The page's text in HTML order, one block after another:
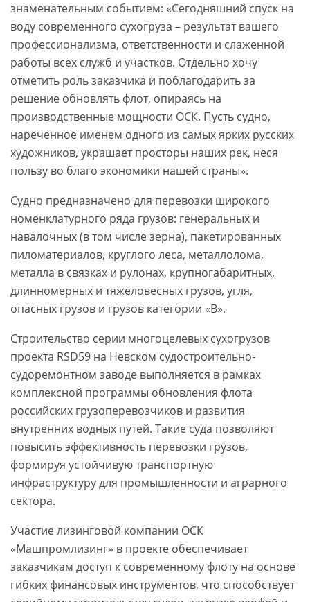
знаменательным событием: «Сегодняшний спуск на
воду современного сухогруза – результат вашего
профессионализма, ответственности и слаженной
работы всех служб и участков. Отдельно хочу
отметить роль заказчика и поблагодарить за
решение обновлять флот, опираясь на
производственные мощности ОСК. Пусть судно,
нареченное именем одного из самых ярких русских
художников, украшает просторы наших рек, неся
пользу во благо экономики нашей страны».
Судно предназначено для перевозки широкого
номенклатурного ряда грузов: генеральных и
навалочных (в том числе зерна), пакетированных
пиломатериалов, круглого леса, металлолома,
металла в связках и рулонах, крупногабаритных,
длинномерных и тяжеловесных грузов, угля,
опасных грузов и грузов категории «В».
Строительство серии многоцелевых сухогрузов
проекта RSD59 на Невском судостроительно-
судоремонтном заводе выполняется в рамках
комплексной программы обновления флота
российских грузоперевозчиков и развития
внутренних водных путей. Такие суда позволяют
повысить эффективность перевозки грузов,
формируя устойчивую транспортную
инфраструктуру для промышленности и аграрного
сектора.
Участие лизинговой компании ОСК
«Машпромлизинг» в проекте обеспечивает
заказчикам доступ к современному флоту на основе
гибких финансовых инструментов, что способствует